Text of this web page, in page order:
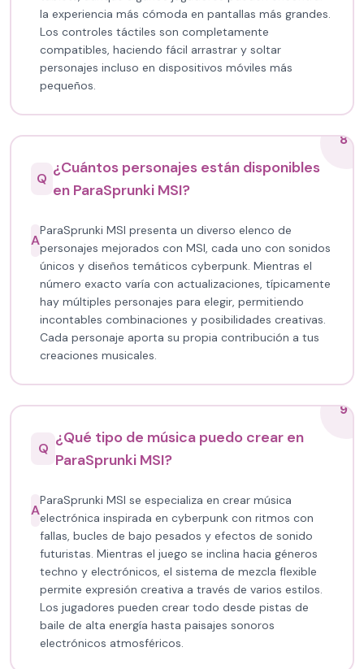
la experiencia más cómoda en pantallas más grandes.
Los controles táctiles son completamente
compatibles, haciendo fácil arrastrar y soltar
personajes incluso en dispositivos móviles más
pequeños.
8
Q
¿Cuántos personajes están disponibles
en ParaSprunki MSI?
A
ParaSprunki MSI presenta un diverso elenco de
personajes mejorados con MSI, cada uno con sonidos
únicos y diseños temáticos cyberpunk. Mientras el
número exacto varía con actualizaciones, típicamente
hay múltiples personajes para elegir, permitiendo
incontables combinaciones y posibilidades creativas.
Cada personaje aporta su propia contribución a tus
creaciones musicales.
9
Q
¿Qué tipo de música puedo crear en
ParaSprunki MSI?
A
ParaSprunki MSI se especializa en crear música
electrónica inspirada en cyberpunk con ritmos con
fallas, bucles de bajo pesados y efectos de sonido
futuristas. Mientras el juego se inclina hacia géneros
techno y electrónicos, el sistema de mezcla flexible
permite expresión creativa a través de varios estilos.
Los jugadores pueden crear todo desde pistas de
baile de alta energía hasta paisajes sonoros
electrónicos atmosféricos.